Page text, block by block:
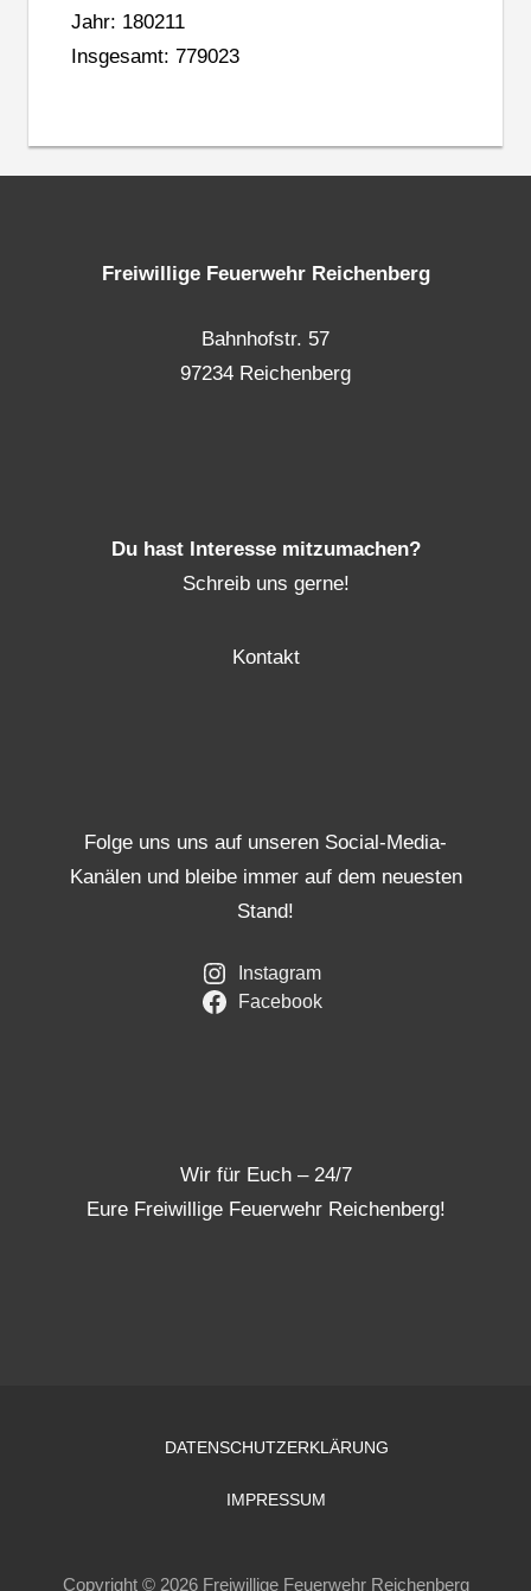
Jahr: 180211
Insgesamt: 779023
Freiwillige Feuerwehr Reichenberg
Bahnhofstr. 57
97234 Reichenberg
Du hast Interesse mitzumachen?
Schreib uns gerne!
Kontakt
Folge uns uns auf unseren Social-Media-
Kanälen und bleibe immer auf dem neuesten
Stand!
Instagram
Facebook
Wir für Euch – 24/7
Eure Freiwillige Feuerwehr Reichenberg!
DATENSCHUTZERKLÄRUNG
IMPRESSUM
Copyright © 2026 Freiwillige Feuerwehr Reichenberg